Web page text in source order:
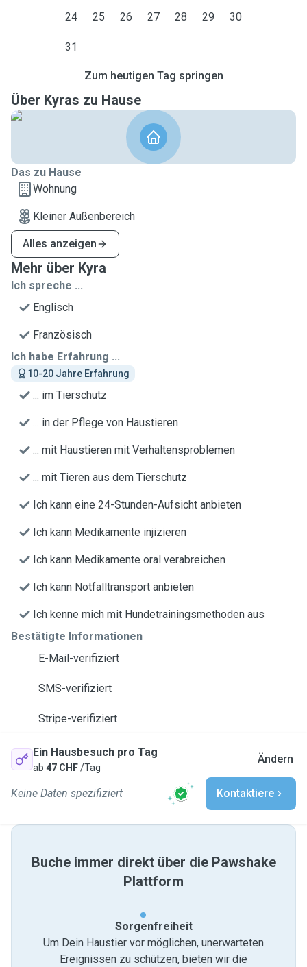
24 25 26 27 28 29 30
31
Zum heutigen Tag springen
Über Kyras zu Hause
Das zu Hause
Wohnung
Kleiner Außenbereich
Alles anzeigen
Mehr über Kyra
Ich spreche ...
Englisch
Französisch
Ich habe Erfahrung ...
10-20 Jahre Erfahrung
... im Tierschutz
... in der Pflege von Haustieren
... mit Haustieren mit Verhaltensproblemen
... mit Tieren aus dem Tierschutz
Ich kann eine 24-Stunden-Aufsicht anbieten
Ich kann Medikamente injizieren
Ich kann Medikamente oral verabreichen
Ich kann Notfalltransport anbieten
Ich kenne mich mit Hundetrainingsmethoden aus
Bestätigte Informationen
E-Mail-verifiziert
SMS-verifiziert
Stripe-verifiziert
Ein Hausbesuch pro Tag
ab 47 CHF/Tag
Ändern
Keine Daten spezifiziert Kontaktiere
Buche immer direkt über die Pawshake
Plattform
Sorgenfreiheit
Um Dein Haustier vor möglichen, unerwarteten
Ereignissen zu schützen, bieten wir die